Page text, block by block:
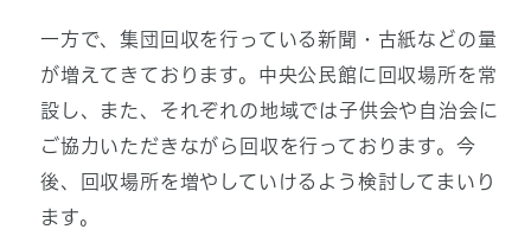
一方で、集団回収を行っている新聞・古紙などの量
が増えてきております。中央公民館に回収場所を常
設し、また、それぞれの地域では子供会や自治会に
ご協力いただきながら回収を行っております。今
後、回収場所を増やしていけるよう検討してまいり
ます。